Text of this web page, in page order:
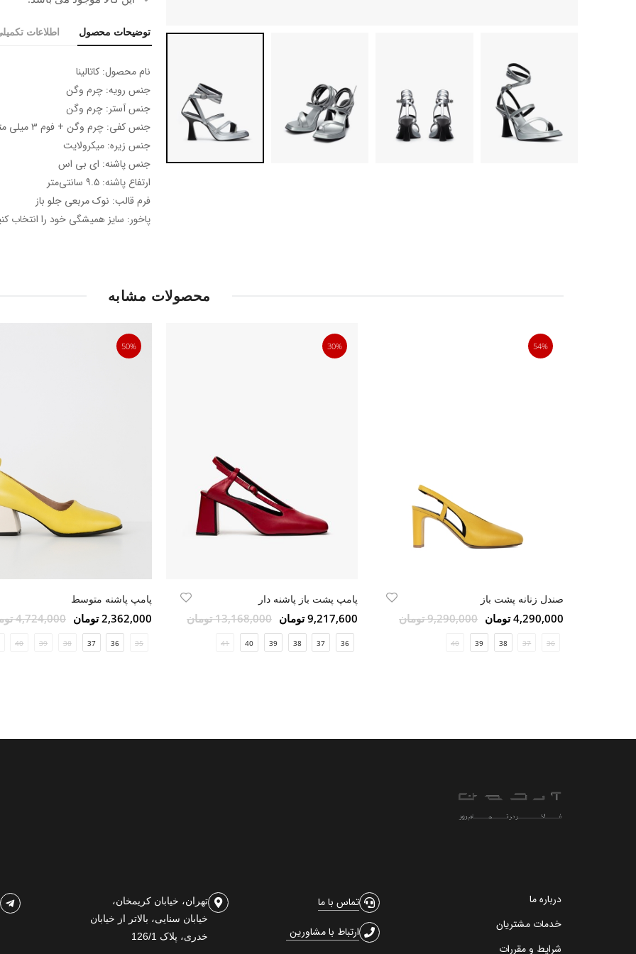
توضیحات محصول اطلاعات
نام محصول: کاتالینا
جنس رویه: چرم وگن
جنس آستر: چرم وگن
جنس کفی: چرم وگن + فوم ۳ میلی متری
جنس زیره: میکرولایت
جنس پاشنه: ای بی اس
ارتفاع پاشنه: ۹.۵ سانتی‌متر
فرم قالب: نوک مربعی جلو باز
پاخور: سایز همیشگی خود را انتخاب
محصولات مشابه
54%
صندل زنانه پشت باز
4,290,000 تومان 9,290,000 تومان
36
37
38
39
40
30%
پامپ پشت باز پاشنه دار
9,217,600 تومان 13,168,000 تومان
36
37
38
39
40
41
50%
پامپ پاشنه متوسط
2,362,000 تومان 4,724,000 تومان
35
36
37
38
39
40
درباره ما
خدمات مشتریان
شرایط و مقررات
تماس با ما
ارتباط با مشاورین
تهران، خیابان کریمخان،
خیابان سنایی، بالاتر از خیابان
خدری، پلاک 126/1